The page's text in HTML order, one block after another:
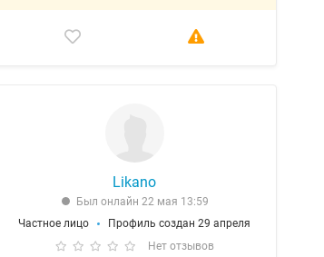
Likano
Был онлайн 22 мая 13:59
Частное лицо
Профиль создан 29 апреля
Нет отзывов